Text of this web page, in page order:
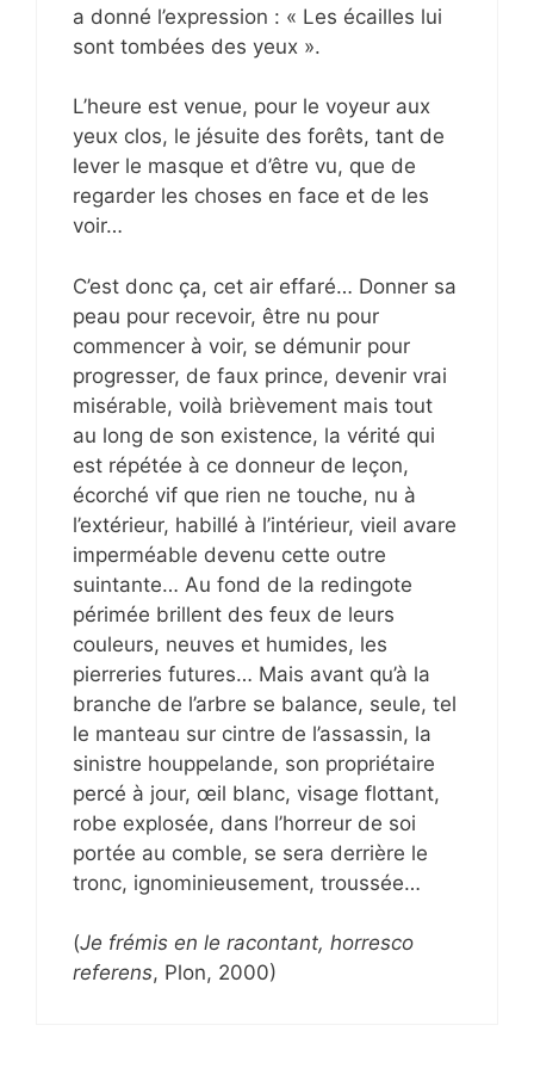
a donné l’expression : « Les écailles lui
sont tombées des yeux ».
L’heure est venue, pour le voyeur aux
yeux clos, le jésuite des forêts, tant de
lever le masque et d’être vu, que de
regarder les choses en face et de les
voir…
C’est donc ça, cet air effaré… Donner sa
peau pour recevoir, être nu pour
commencer à voir, se démunir pour
progresser, de faux prince, devenir vrai
misérable, voilà brièvement mais tout
au long de son existence, la vérité qui
est répétée à ce donneur de leçon,
écorché vif que rien ne touche, nu à
l’extérieur, habillé à l’intérieur, vieil avare
imperméable devenu cette outre
suintante… Au fond de la redingote
périmée brillent des feux de leurs
couleurs, neuves et humides, les
pierreries futures… Mais avant qu’à la
branche de l’arbre se balance, seule, tel
le manteau sur cintre de l’assassin, la
sinistre houppelande, son propriétaire
percé à jour, œil blanc, visage flottant,
robe explosée, dans l’horreur de soi
portée au comble, se sera derrière le
tronc, ignominieusement, troussée…
(Je frémis en le racontant, horresco
referens, Plon, 2000)